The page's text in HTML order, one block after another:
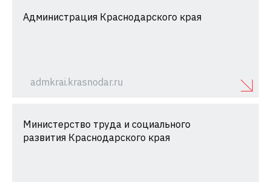
Администрация Краснодарского края
admkrai.krasnodar.ru
Министерство труда и социального
развития Краснодарского края